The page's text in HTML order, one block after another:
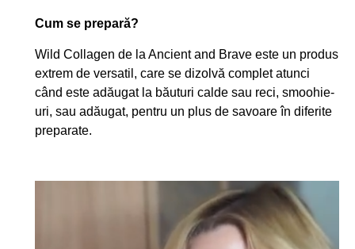
Cum se prepară?
Wild Collagen de la Ancient and Brave este un produs
extrem de versatil, care se dizolvă complet atunci
când este adăugat la băuturi calde sau reci, smoohie-
uri, sau adăugat, pentru un plus de savoare în diferite
preparate.